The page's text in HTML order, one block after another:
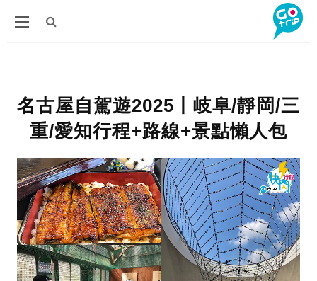
名古屋自駕遊2025丨岐阜/靜岡/三
重/愛知行程+路線+景點懶人包